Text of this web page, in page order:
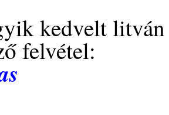
kedvelt
felvétel: